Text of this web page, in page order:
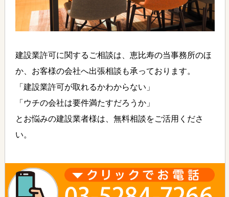
建設業許可に関するご相談は、恵比寿の当事務所のほ
か、お客様の会社へ出張相談も承っております。
「建設業許可が取れるかわからない」
「ウチの会社は要件満たすだろうか」
とお悩みの建設業者様は、無料相談をご活用くださ
い。